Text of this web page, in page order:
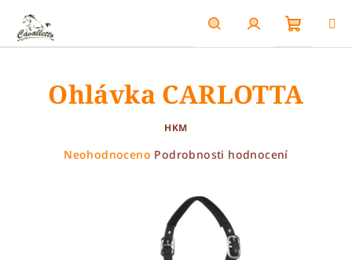
obsah
HledatPřihlášení
košík
Ohlávka CARLOTTA
HKM
Průměrné
Neohodnoceno Podrobnosti hodnocení